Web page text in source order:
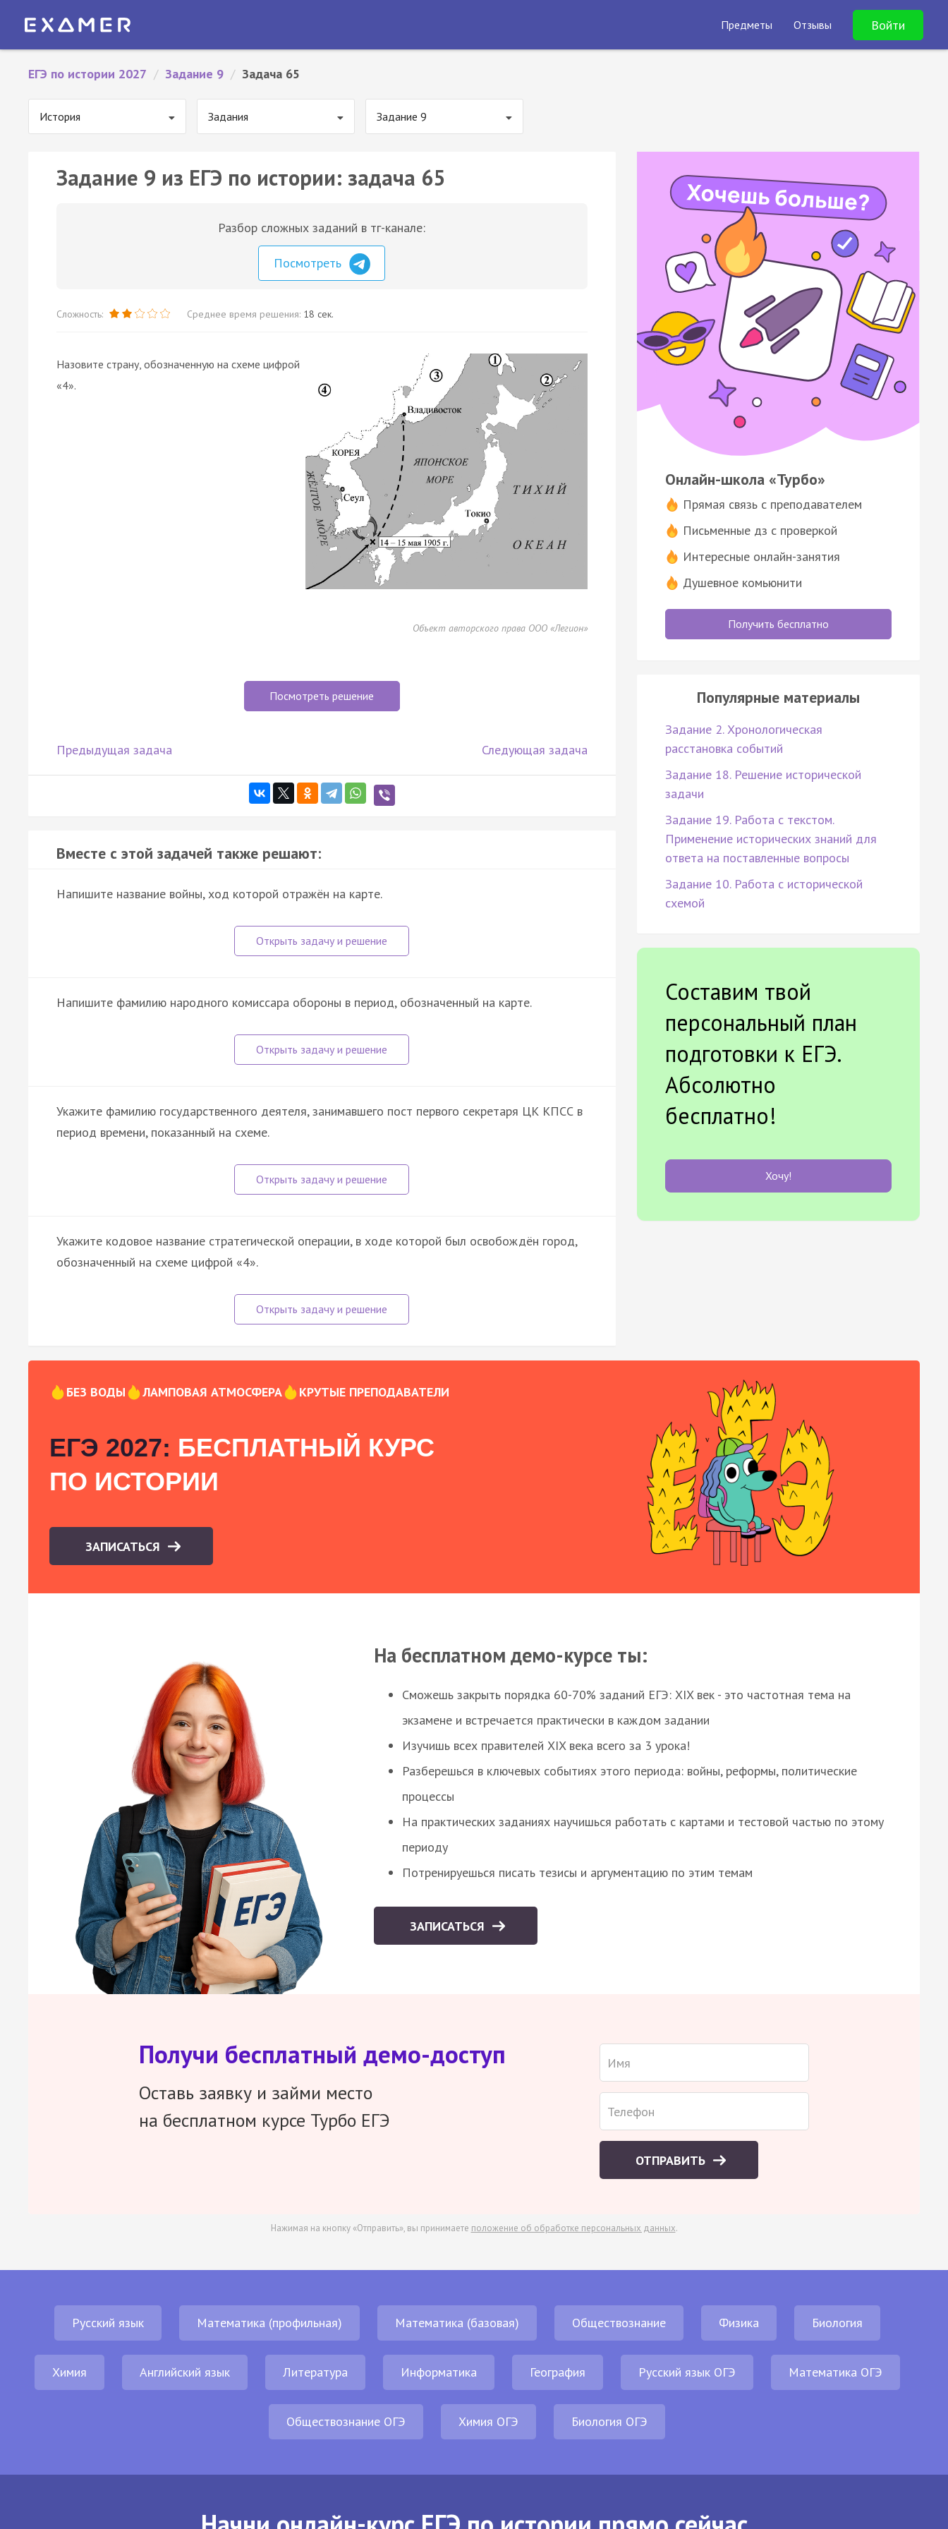
Предметы Отзывы Войти
ЕГЭ по истории 2027 / Задание 9 / Задача 65
История Задания Задание 9
Задание 9 из ЕГЭ по истории: задача 65
Разбор сложных заданий в тг-канале:
Посмотреть
Сложность: Среднее время решения: 18 сек.
Назовите страну, обозначенную на схеме цифрой
«4».
Объект авторского права ООО «Легион»
Посмотреть решение
Предыдущая задача Следующая задача
Вместе с этой задачей также решают:
Напишите название войны, ход которой отражён на карте.
Напишите фамилию народного комиссара обороны в период, обозначенный на карте.
Укажите фамилию государственного деятеля, занимавшего пост первого секретаря ЦК КПСС в
период времени, показанный на схеме.
Укажите кодовое название стратегической операции, в ходе которой был освобождён город,
обозначенный на схеме цифрой «4».
Онлайн-школа «Турбо»
Прямая связь с преподавателем
Письменные дз с проверкой
Интересные онлайн-занятия
Душевное комьюнити
Получить бесплатно
Популярные материалы
Задание 2. Хронологическая
расстановка событий
Задание 18. Решение исторической
задачи
Задание 19. Работа с текстом.
Применение исторических знаний для
ответа на поставленные вопросы
Задание 10. Работа с исторической
схемой
Составим твой
персональный план
подготовки к ЕГЭ.
Абсолютно
бесплатно!
Хочу!
БЕЗ ВОДЫ ЛАМПОВАЯ АТМОСФЕРА КРУТЫЕ ПРЕПОДАВАТЕЛИ
ЕГЭ 2027: БЕСПЛАТНЫЙ КУРС
ПО ИСТОРИИ
ЗАПИСАТЬСЯ
На бесплатном демо-курсе ты:
Сможешь закрыть порядка 60-70% заданий ЕГЭ: XIX век - это частотная тема на
экзамене и встречается практически в каждом задании
Изучишь всех правителей XIX века всего за 3 урока!
Разберешься в ключевых событиях этого периода: войны, реформы, политические
процессы
На практических заданиях научишься работать с картами и тестовой частью по этому
периоду
Потренируешься писать тезисы и аргументацию по этим темам
ЗАПИСАТЬСЯ
Получи бесплатный демо-доступ
Оставь заявку и займи место
на бесплатном курсе Турбо ЕГЭ
ОТПРАВИТЬ
Нажимая на кнопку «Отправить», вы принимаете положение об обработке персональных данных.
Русский язык Математика (профильная) Математика (базовая) Обществознание Физика Биология
Химия Английский язык Литература Информатика География Русский язык ОГЭ Математика ОГЭ
Обществознание ОГЭ Химия ОГЭ Биология ОГЭ